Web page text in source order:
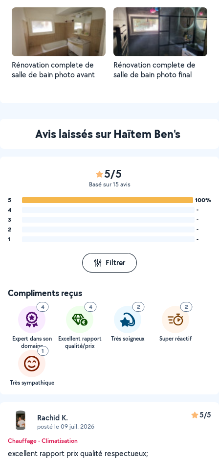
Rénovation complete de
salle de bain photo avant
Rénovation complete de
salle de bain photo final
Avis laissés sur Haïtem Ben's
5/5
Basé sur 15 avis
5
100%
4
-
3
-
2
-
1
-
Filtrer
Compliments reçus
4
Expert dans son
domaine
4
Excellent rapport
qualité/prix
2
Très soigneux
2
Super réactif
1
Très sympathique
Rachid K.
posté le 09 juil. 2026
5/5
Chauffage - Climatisation
excellent rapport prix qualité respectueux;